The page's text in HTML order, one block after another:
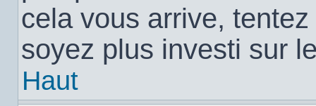
cela vous arrive,
soyez plus investi sur
Haut